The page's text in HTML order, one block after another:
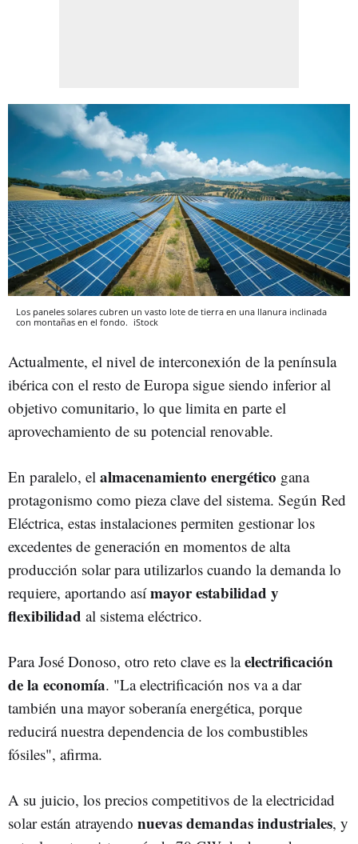
Los paneles solares cubren un vasto lote de tierra en una llanura inclinada
con montañas en el fondo. iStock
Actualmente, el nivel de interconexión de la península
ibérica con el resto de Europa sigue siendo inferior al
objetivo comunitario, lo que limita en parte el
aprovechamiento de su potencial renovable.
En paralelo, el almacenamiento energético gana
protagonismo como pieza clave del sistema. Según Red
Eléctrica, estas instalaciones permiten gestionar los
excedentes de generación en momentos de alta
producción solar para utilizarlos cuando la demanda lo
requiere, aportando asímayor estabilidad y
flexibilidad al sistema eléctrico.
Para José Donoso, otro reto clave es laelectrificación
de la economía. "La electrificación nos va a dar
también una mayor soberanía energética, porque
reducirá nuestra dependencia de los combustibles
fósiles", afirma.
A su juicio, los precios competitivos de la electricidad
solar están atrayendo nuevas demandas industriales, y